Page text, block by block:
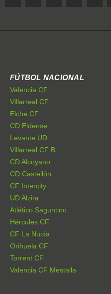
FÚTBOL NACIONAL
Valencia CF
Villarreal CF
Elche CF
CD Eldense
Levante UD
Villarreal CF B
CD Alcoyano
CD Castellón
CF Intercity
UD Alzira
Atlético Saguntino
Hércules CF
CF La Nucía
Orihuela CF
Torrent CF
Valencia CF Mestalla